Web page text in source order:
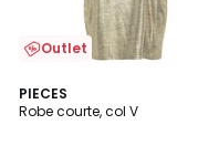
Outlet
PIECES
Robe courte, col V
3
/